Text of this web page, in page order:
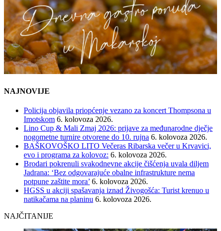
NAJNOVIJE
Policija objavila priopćenje vezano za koncert Thompsona u
Imotskom 6. kolovoza 2026.
Lino Cup & Mali Zmaj 2026: prijave za međunarodne dječje
nogometne turnire otvorene do 10. rujna 6. kolovoza 2026.
BAŠKOVOŠKO LITO Večeras Ribarska večer u Krvavici,
evo i programa za kolovoz: 6. kolovoza 2026.
Brodari pokrenuli svakodnevne akcije čišćenja uvala diljem
Jadrana: ‘Bez odgovarajuće obalne infrastrukture nema
potpune zaštite mora’ 6. kolovoza 2026.
HGSS u akciji spašavanja iznad Živogošća: Turist krenuo u
natikačama na planinu 6. kolovoza 2026.
NAJČITANIJE